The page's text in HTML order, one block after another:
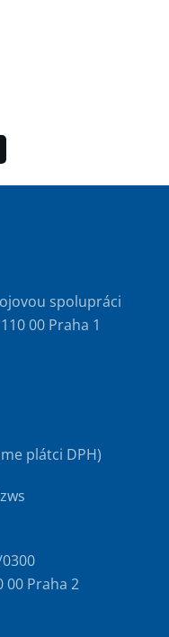
spolupráci
00 Praha 1
plátci DPH)
00 Praha 2